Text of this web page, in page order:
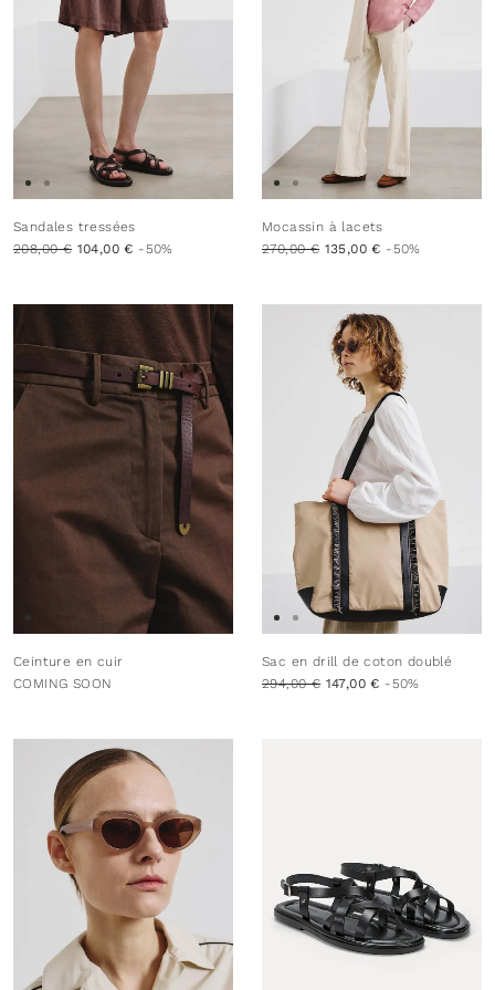
Sandales tressées
208,00 € 104,00 € -50%
Mocassin à lacets
270,00 € 135,00 € -50%
Ceinture en cuir
COMING SOON
Sac en drill de coton doublé
294,00 € 147,00 € -50%